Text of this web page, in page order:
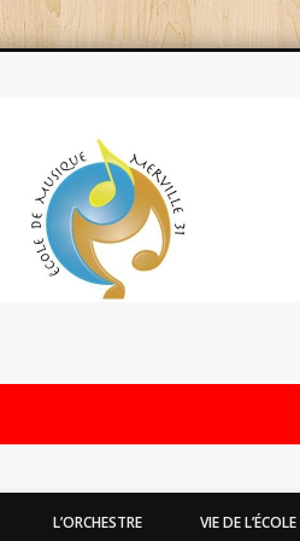
L’ORCHESTRE VIE DE L’ÉCOLE